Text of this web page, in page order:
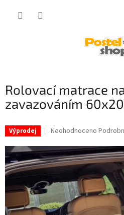
Rolovací matrace
zavazováním
Výprodej
Průměrné
produktu
je
0,0
5
hvězdiček.
Neohodnoceno